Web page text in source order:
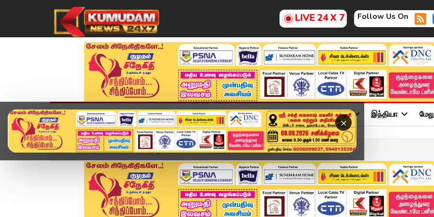
LIVE 24 X 7 Follow Us On
×
முகப்பு விளையாட்டு அண்மை தமிழ்நாடு சினிமா அரசியல் விளையாட்டு இந்தியா
Home வீடியோ ஸ்டோரி அதிமுக கோட்டையை கைப்பற்றிய காங்., வேட்பாளர்..! ...